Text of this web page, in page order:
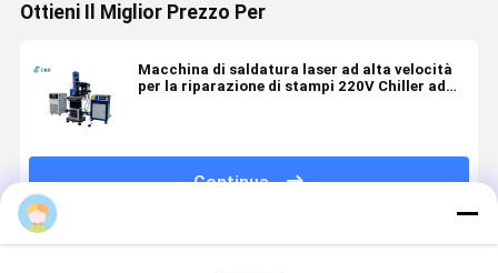
Ottieni Il Miglior Prezzo Per
Macchina di saldatura laser ad alta velocità
per la riparazione di stampi 220V Chiller ad
Continua